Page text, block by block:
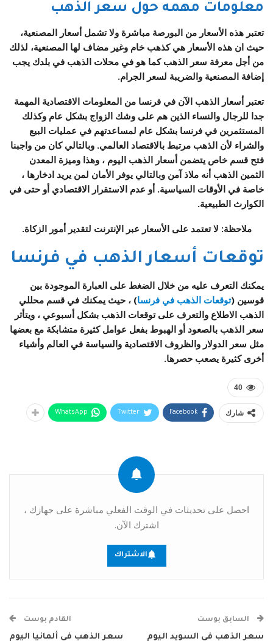
معلومات مهمه حول سعر الذهب
تعتبر هذه الأسعار من البورصة مباشرة ولا تشمل أسعار المصنعية،
حيث ان هذه الأسعار هي كذهب خام وغير مضاف لها المصنعية، لذلك
من أجل معرفة سعر الذهب كما هو في محلات الذهب في بلدك يجب
إضافة المصنعية والضريبة لسعر الجرام.
تعتبر أسعار الذهب الآن في فرنسا من المعلومات الاقتصادية المهمة
جدا للرجال والنساء الذين هم على وشك الزواج بشكل عام وكذلك
المستثمرين في فرنسا بشكل عام لمساعدتهم في عمليات البيع
والشراء لأن الذهب مرتبط بالاقتصاد العالمي. وبالتالي كان من واجبنا
فتح قسم خاص يتضمن أسعار الذهب اليوم ، وهذا وميزة المعدن
الثمين الذهب أنه ملاذ آمن وبالتالي يوفر الأمان لمن يريد ادخارها ،
خاصة في الأوقات السياسية. أو عدم الاستقرار الاقتصادي أو حتى في
الكوارث الطبيعية.
ملاحظة: لا تعتمد على الأسعار عبر الإنترنت لتقدير أمور الزكاة.
توقعات أسعار الذهب في فرنسا
يمكنك التعرف عليه من خلال الضغط على العبارة الموجودة بين
قوسين (توقعات الذهب في فرنسا) ، حيث يمكنك في قسم محللي
الذهب الاطلاع والتعرف على توقعات الذهب بشكل أسبوعي ، ويتأثر
سعر الذهب بالصعود أو الهبوط بفعل عوامل كثيرة متشابكة مع بعضها
مثل سعر الدولار والظروف الاقتصادية والسياسة في العالم وأشياء
أخرى كثيرة يصعب حصرها.
40
شارك Facebook
Twitter
WhatsApp
احصل على تحديثات في الوقت الفعلي مباشرة على جهازك ،
اشترك الآن.
الاشتراك
السابق بوست
سعر الذهب في السويد اليوم
القادم بوست
سعر الذهب في ألمانيا اليوم